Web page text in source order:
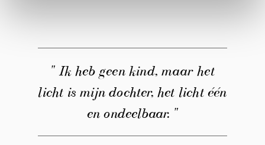
" Ik heb geen kind, maar het
licht is mijn dochter, het licht één
en ondeelbaar. "